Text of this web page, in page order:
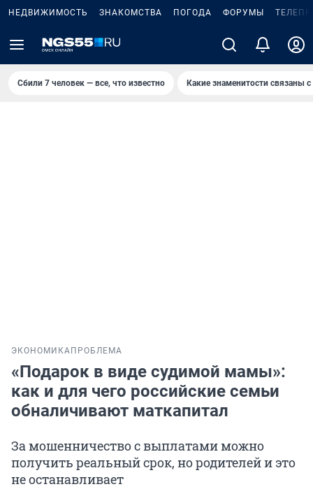
НЕДВИЖИМОСТЬ ЗНАКОМСТВА ПОГОДА ФОРУМЫ
Сбили 7 человек — все, что известно Какие знаменитости связаны
ЭКОНОМИКА ПРОБЛЕМА
«Подарок в виде судимой мамы»:
как и для чего российские семьи
обналичивают маткапитал
За мошенничество с выплатами можно
получить реальный срок, но родителей и это
не останавливает